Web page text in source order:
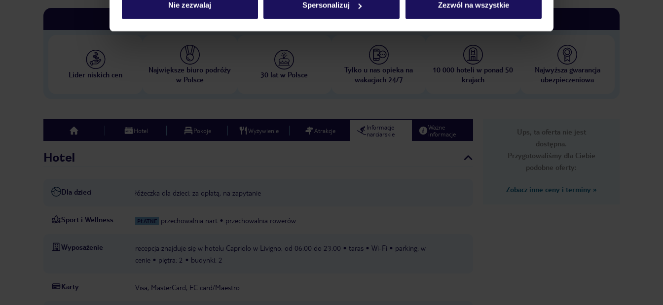
Nie zezwalaj Spersonalizuj Zezwól na wszystkie
Dlaczego warto wybrać TUI?
Lider niskich cen
Największe biuro podróży
w Polsce
30 lat w Polsce
Tylko u nas opieka na
wakacjach 24/7
10 000 hoteli w ponad 50
krajach
Najwyższa gwarancja
ubezpieczeniowa
top Hotel Pokoje Wyżywienie Atrakcje
Informacje
narciarskie
Ważne
informacje
Hotel
Dla dzieci łóżeczka dla dzieci: za opłatą, na zapytanie
Sport i Wellness PŁATNE przechowalnia nart przechowalnia rowerów
Wyposażenie recepcja znajduje się w hotelu Capriolo w Livigno, od 06:00 do 23:00 taras Wi-Fi
parking: w
cenie
piętra: 2 budynki: 2
Karty Visa, MasterCard, EC card/Maestro
Ups, ta oferta nie jest
dostępna.
Przygotowaliśmy dla Ciebie
podobne oferty:
Zobacz inne ceny i terminy »